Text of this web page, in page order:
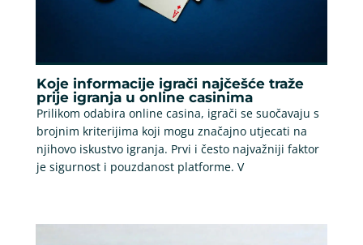
Koje informacije igrači najčešće traže
prije igranja u online casinima
Prilikom odabira online casina, igrači se suočavaju s
brojnim kriterijima koji mogu značajno utjecati na
njihovo iskustvo igranja. Prvi i često najvažniji faktor
je sigurnost i pouzdanost platforme. V